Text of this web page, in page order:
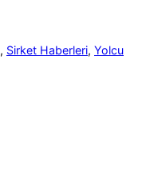
, Sirket Haberleri, Yolcu